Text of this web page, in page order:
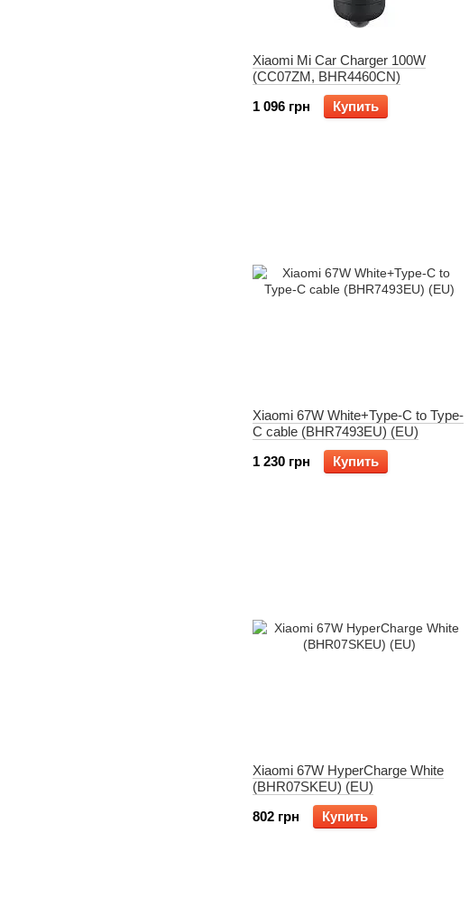
Xiaomi Mi Car Charger 100W
(CC07ZM, BHR4460CN)
1 096 грн
Купить
Xiaomi 67W White+Type-C to Type-
C cable (BHR7493EU) (EU)
1 230 грн
Купить
Xiaomi 67W HyperCharge White
(BHR07SKEU) (EU)
802 грн
Купить